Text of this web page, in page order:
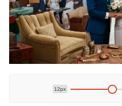
12px